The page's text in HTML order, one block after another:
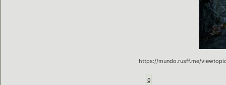
https://mundo.rusff.me/
0